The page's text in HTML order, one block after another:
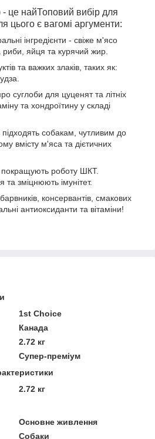
це найТоповий вибір для
цього є вагомі аргументи:
інгредієнти - свіже м'ясо
риби, яйця та курячий жир.
та важких злаків, таких як:
суглоби для цуценят та літніх
та хондроїтину у складі
собакам, чутливим до
вмісту м'яса та дієтичних
покращують роботу ШКТ.
зміцнюють імунітет.
консервантів, смакових
антиоксиданти та вітаміни!
1st Choice
Канада
2.72 кг
Супер-преміум
2.72 кг
Основне живлення
Собаки